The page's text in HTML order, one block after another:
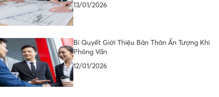
13/01/2026
Bí Quyết Giới Thiệu Bản Thân Ấn Tượng Khi
Phỏng Vấn
12/01/2026